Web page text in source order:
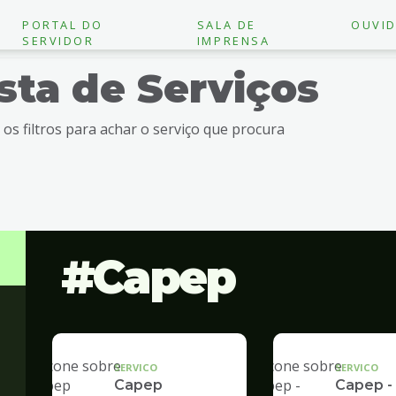
PORTAL DO
SERVIDOR
SALA DE
IMPRENSA
de Serviços
os filtros para achar o serviço que procura
Capep
SERVICO
Capep
SERVICO
Capep -